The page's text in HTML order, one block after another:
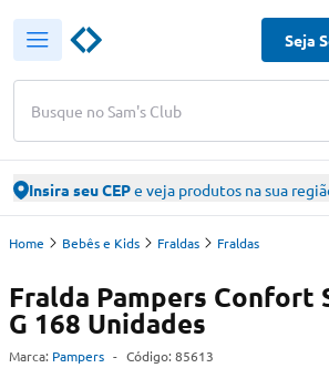
Busque no Sam's Club
Seja
Insira seu CEPe veja produtos na sua
Home Bebês e Kids Fraldas Fraldas
Fralda Pampers Confort
G 168 Unidades
Marca: Pampers - Código: 85613